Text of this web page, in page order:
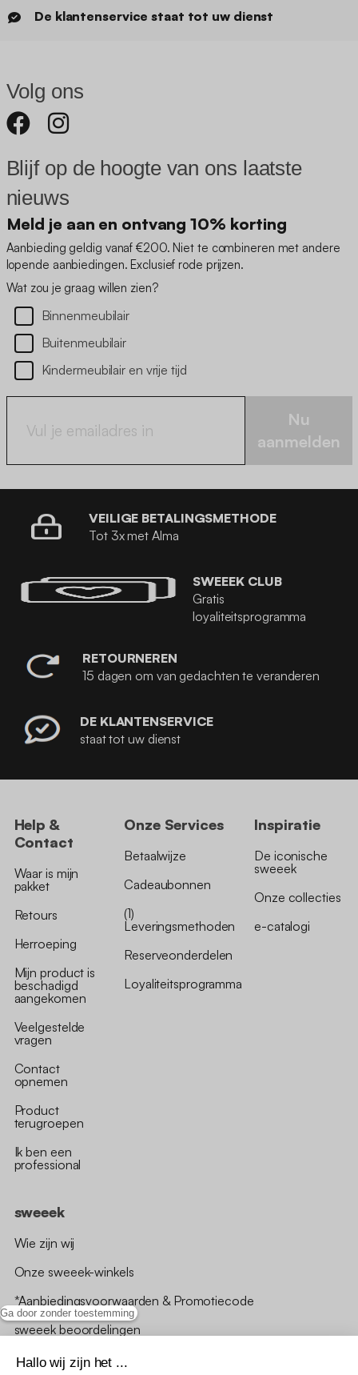
Ga door zonder toestemming
Hallo wij zijn het ...
De klantenservice staat tot uw dienst
Volg ons
Blijf op de hoogte van ons laatste
nieuws
Meld je aan en ontvang 10% korting
Aanbieding geldig vanaf €200. Niet te combineren met andere
lopende aanbiedingen. Exclusief rode prijzen.
Wat zou je graag willen zien?
Binnenmeubilair
Buitenmeubilair
Kindermeubilair en vrije tijd
Nu
aanmelden
VEILIGE BETALINGSMETHODE
Tot 3x met Alma
SWEEEK CLUB
Gratis
loyaliteitsprogramma
RETOURNEREN
15 dagen om van gedachten te veranderen
DE KLANTENSERVICE
staat tot uw dienst
Help &
Contact
Waar is mijn
pakket
Retours
Herroeping
Mijn product is
beschadigd
aangekomen
Veelgestelde
vragen
Contact
opnemen
Product
terugroepen
Ik ben een
professional
Onze Services
Betaalwijze
Cadeaubonnen
(1)
Leveringsmethoden
Reserveonderdelen
Loyaliteitsprogramma
Inspiratie
De iconische
sweeek
Onze collecties
e-catalogi
sweeek
Wie zijn wij
Onze sweeek-winkels
*Aanbiedingsvoorwaarden & Promotiecode
sweeek beoordelingen